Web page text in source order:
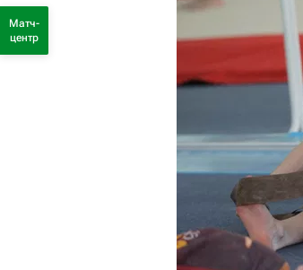
Матч-
центр